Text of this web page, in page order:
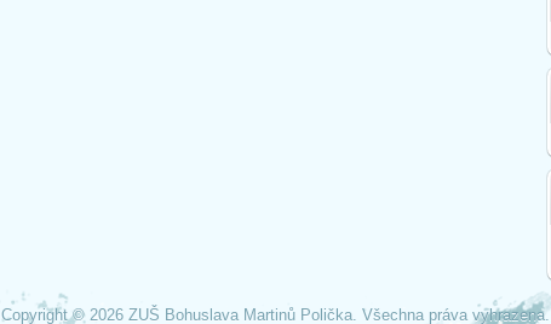
Copyright © 2026 ZUŠ Bohuslava Martinů Polička. Všechna práva vyhrazena.